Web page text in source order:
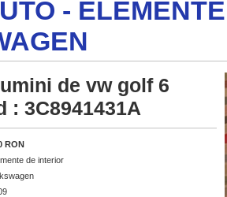
-
de vw golf 6
: 3C8941431A
RON
de interior